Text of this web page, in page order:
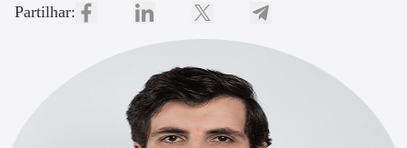
Partilhar: